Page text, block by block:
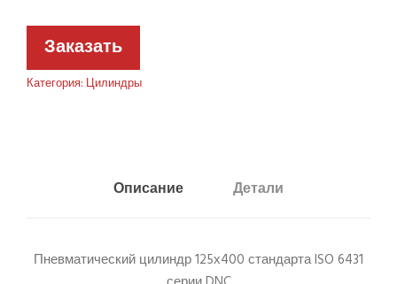
Заказать
Категория: Цилиндры
Описание Детали
Пневматический цилиндр 125х400 стандарта ISO 6431